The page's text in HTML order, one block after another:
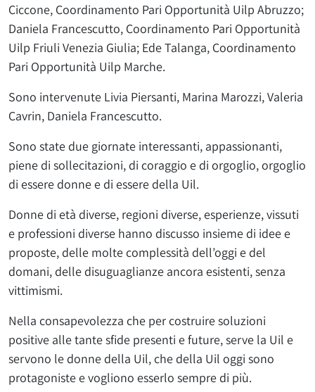
Ciccone, Coordinamento Pari Opportunità Uilp Abruzzo;
Daniela Francescutto, Coordinamento Pari Opportunità
Uilp Friuli Venezia Giulia; Ede Talanga, Coordinamento
Pari Opportunità Uilp Marche.
Sono intervenute Livia Piersanti, Marina Marozzi, Valeria
Cavrin, Daniela Francescutto.
Sono state due giornate interessanti, appassionanti,
piene di sollecitazioni, di coraggio e di orgoglio, orgoglio
di essere donne e di essere della Uil.
Donne di età diverse, regioni diverse, esperienze, vissuti
e professioni diverse hanno discusso insieme di idee e
proposte, delle molte complessità dell’oggi e del
domani, delle disuguaglianze ancora esistenti, senza
vittimismi.
Nella consapevolezza che per costruire soluzioni
positive alle tante sfide presenti e future, serve la Uil e
servono le donne della Uil, che della Uil oggi sono
protagoniste e vogliono esserlo sempre di più.